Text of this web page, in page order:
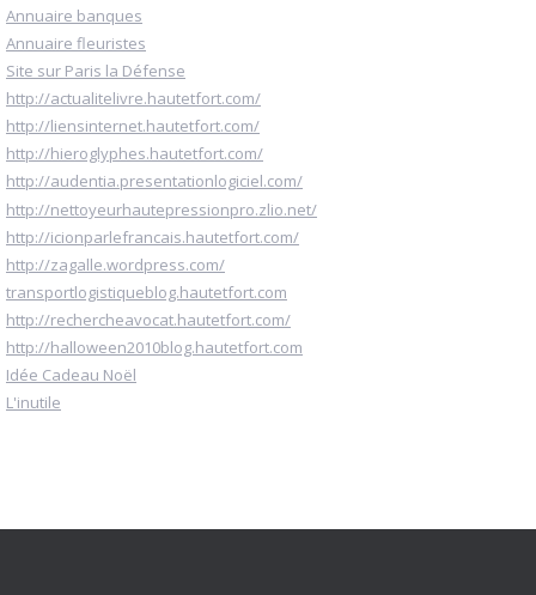
Annuaire banques
Annuaire fleuristes
Site sur Paris la Défense
http://actualitelivre.hautetfort.com/
http://liensinternet.hautetfort.com/
http://hieroglyphes.hautetfort.com/
http://audentia.presentationlogiciel.com/
http://nettoyeurhautepressionpro.zlio.net/
http://icionparlefrancais.hautetfort.com/
http://zagalle.wordpress.com/
transportlogistiqueblog.hautetfort.com
http://rechercheavocat.hautetfort.com/
http://halloween2010blog.hautetfort.com
Idée Cadeau Noël
L'inutile